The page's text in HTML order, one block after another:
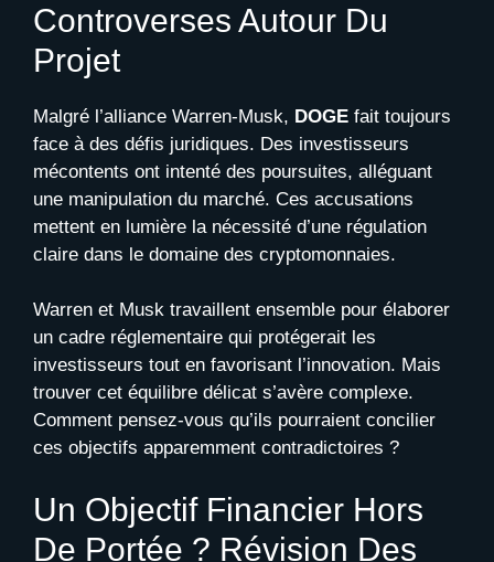
Controverses Autour Du
Projet
Malgré l’alliance Warren-Musk, DOGE fait toujours
face à des défis juridiques. Des investisseurs
mécontents ont intenté des poursuites, alléguant
une manipulation du marché. Ces accusations
mettent en lumière la nécessité d’une régulation
claire dans le domaine des cryptomonnaies.
Warren et Musk travaillent ensemble pour élaborer
un cadre réglementaire qui protégerait les
investisseurs tout en favorisant l’innovation. Mais
trouver cet équilibre délicat s’avère complexe.
Comment pensez-vous qu’ils pourraient concilier
ces objectifs apparemment contradictoires ?
Un Objectif Financier Hors
De Portée ? Révision Des